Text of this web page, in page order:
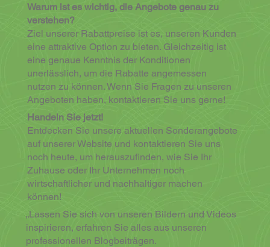
Warum ist es wichtig, die Angebote genau zu
verstehen?
Ziel unserer Rabattpreise ist es, unseren Kunden
eine attraktive Option zu bieten. Gleichzeitig ist
eine genaue Kenntnis der Konditionen
unerlässlich, um die Rabatte angemessen
nutzen zu können. Wenn Sie Fragen zu unseren
Angeboten haben, kontaktieren Sie uns gerne!
Handeln Sie jetzt!
Entdecken Sie unsere aktuellen Sonderangebote
auf unserer Website und kontaktieren Sie uns
noch heute, um herauszufinden, wie Sie Ihr
Zuhause oder Ihr Unternehmen noch
wirtschaftlicher und nachhaltiger machen
können!
„Lassen Sie sich von unseren Bildern und Videos
inspirieren, erfahren Sie alles aus unseren
professionellen Blogbeiträgen.